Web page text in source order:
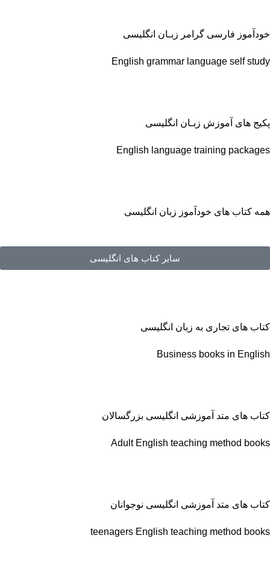
خودآموز فارسی گرامر زبـان انگلیسی
English grammar language self study
پکیج های آموزش زبـان انگلیسی
English language training packages
همه کتاب های خودآموز زبان انگلیسی
سایر کتاب های انگلیسی
کتاب های تجاری به زبان انگلیسی
Business books in English
کتاب های متد آموزشی انگلیسی بزرگسالان
Adult English teaching method books
کتاب های متد آموزشی انگلیسی نوجوانان
teenagers English teaching method books